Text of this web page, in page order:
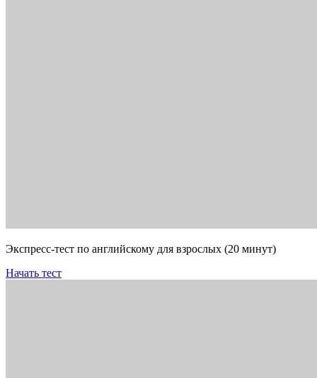
Экспресс-тест по английскому для взрослых (20 минут)
Начать тест